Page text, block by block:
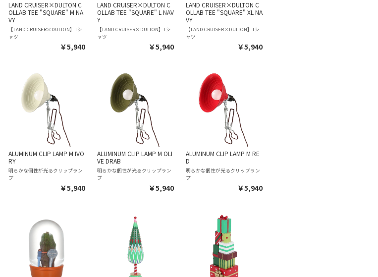
LAND CRUISER×DULTON C
OLLAB TEE "SQUARE" M NA
VY
【LAND CRUISER×DULTON】Tシ
ャツ
￥5,940
LAND CRUISER×DULTON C
OLLAB TEE "SQUARE" L NAV
Y
【LAND CRUISER×DULTON】Tシ
ャツ
￥5,940
LAND CRUISER×DULTON C
OLLAB TEE "SQUARE" XL NA
VY
【LAND CRUISER×DULTON】Tシ
ャツ
￥5,940
ALUMINUM CLIP LAMP M IVO
RY
明らかな個性が光るクリップラン
プ
￥5,940
ALUMINUM CLIP LAMP M OLI
VE DRAB
明らかな個性が光るクリップラン
プ
￥5,940
ALUMINUM CLIP LAMP M RE
D
明らかな個性が光るクリップラン
プ
￥5,940